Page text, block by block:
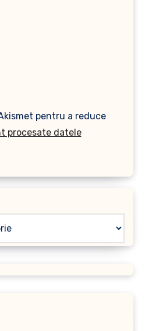
pentru a reduce
procesate datele